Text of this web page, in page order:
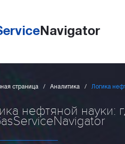
Navigator
страница Аналитика Логика
нефтяной науки: